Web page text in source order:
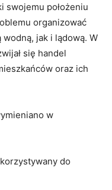
swojemu położeniu
organizować‍
jak i lądową. W
się handel
oraz ich
w
do